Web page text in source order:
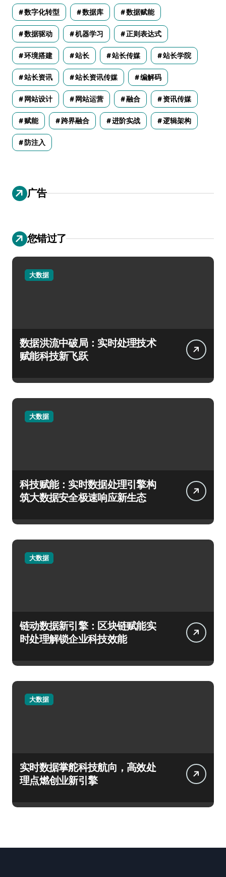
数字化转型 数据库 数据赋能
数据驱动 机器学习 正则表达式
环境搭建 站长 站长传媒 站长学院
站长资讯 站长资讯传媒 编解码
网站设计 网站运营 融合 资讯传媒
赋能 跨界融合 进阶实战 逻辑架构
防注入
广告
您错过了
大数据
数据洪流中破局：实时处理技术
赋能科技新飞跃
大数据
科技赋能：实时数据处理引擎构
筑大数据安全极速响应新生态
大数据
链动数据新引擎：区块链赋能实
时处理解锁企业科技效能
大数据
实时数据掌舵科技航向，高效处
理点燃创业新引擎